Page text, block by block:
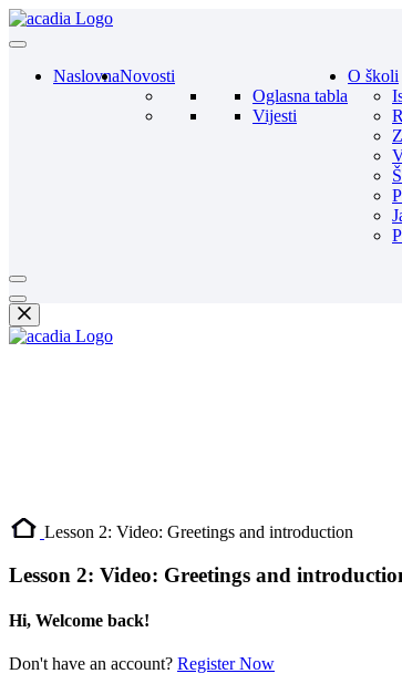
NaslovnaNovosti
Oglasna tabla
Vijesti
O školi
Lesson 2: Video: Greetings and introduction
Lesson 2: Video: Greetings and
Hi, Welcome back!
Don't have an account? Register Now